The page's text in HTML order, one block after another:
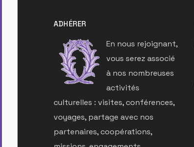
ADHÉRER
En nous rejoignant,
vous serez associé
à nos nombreuses
activités
culturelles : visites, conférences,
voyages, partage avec nos
partenaires, coopérations,